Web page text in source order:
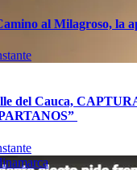
al Milagroso, la
del Cauca,